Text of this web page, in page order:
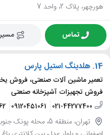
هورچهر، پلاک 2، واحد 7
تماس
14. هلدینگ استیل پارس
تعمیر ماشین آلات صنعتی، فروش
فروش تجهیزات آشپزخانه صنعتی
021-44277400
09120451061
تهران، منطقه 5،